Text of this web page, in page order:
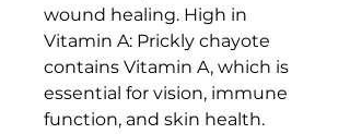
wound healing. High in
Vitamin A: Prickly chayote
contains Vitamin A, which is
essential for vision, immune
function, and skin health.